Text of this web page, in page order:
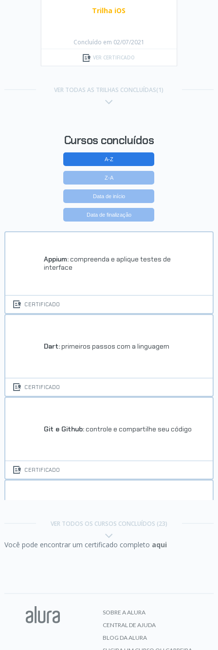
Trilha iOS
Concluído em 02/07/2021
VER CERTIFICADO
VER TODAS AS TRILHAS CONCLUÍDAS(1)
Cursos concluídos
A-Z
Z-A
Data de início
Data de finalização
Appium: compreenda e aplique testes de
interface
CERTIFICADO
Dart: primeiros passos com a linguagem
CERTIFICADO
Git e Github: controle e compartilhe seu código
CERTIFICADO
VER TODOS OS CURSOS CONCLUÍDOS (23)
Você pode encontrar um certificado completo aqui
SOBRE A ALURA
CENTRAL DE AJUDA
BLOG DA ALURA